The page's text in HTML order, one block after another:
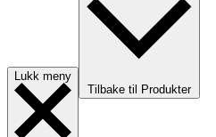
Lukk meny
Tilbake til Produkter